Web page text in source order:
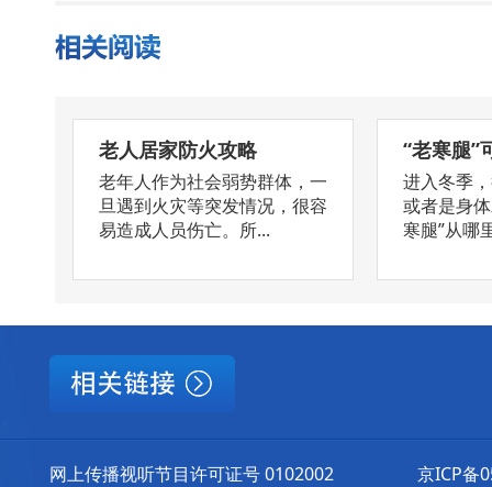
老人居家防火攻略
老年人作为社会弱势群体，一
旦遇到火灾等突发情况，很容
易造成人员伤亡。所...
“老寒腿”
进入冬季
或者是身
寒腿”从哪
网上传播视听节目许可证号 0102002 京ICP备